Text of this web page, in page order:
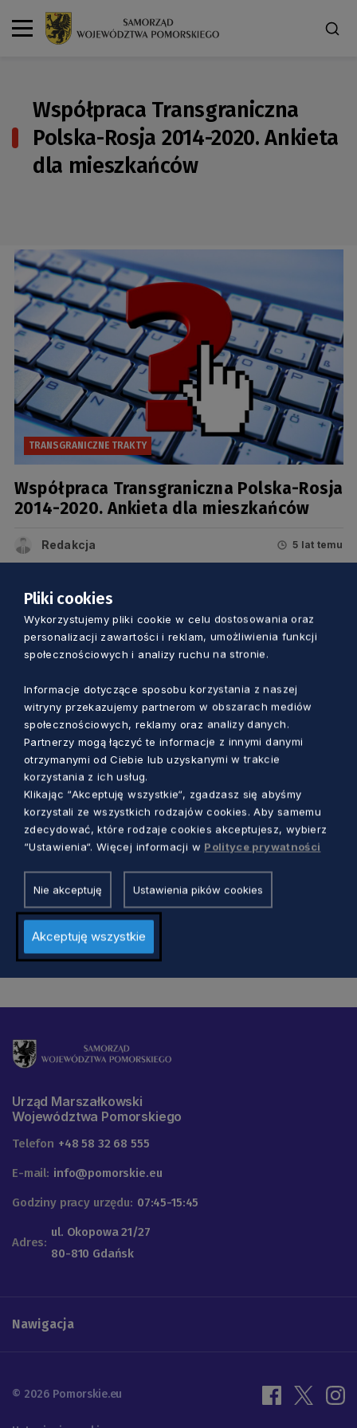
Współpraca Transgraniczna
Polska-Rosja 2014-2020. Ankieta
dla mieszkańców
TRANSGRANICZNE TRAKTY
Współpraca Transgraniczna Polska-Rosja
2014-2020. Ankieta dla mieszkańców
Redakcja 5 lat temu
TRANSGRANICZNE TRAKTY
Bezpieczne drogi na Pomorzu i w okręgu
bałtijskim
Urząd Marszałkowski
Województwa Pomorskiego
Telefon +48 58 32 68 555
E-mail: info@pomorskie.eu
Godziny pracy urzędu: 07:45-15:45
Adres:
ul. Okopowa 21/27
80-810 Gdańsk
Nawigacja
© 2026 Pomorskie.eu
Pliki cookies
Wykorzystujemy pliki cookie w celu dostosowania oraz
personalizacji zawartości i reklam, umożliwienia funkcji
społecznościowych i analizy ruchu na stronie.
Informacje dotyczące sposobu korzystania z naszej
witryny przekazujemy partnerom w obszarach mediów
społecznościowych, reklamy oraz analizy danych.
Partnerzy mogą łączyć te informacje z innymi danymi
otrzymanymi od Ciebie lub uzyskanymi w trakcie
korzystania z ich usług.
Klikając “Akceptuję wszystkie“, zgadzasz się abyśmy
korzystali ze wszystkich rodzajów cookies. Aby samemu
zdecydować, które rodzaje cookies akceptujesz, wybierz
“Ustawienia“. Więcej informacji w Polityce prywatności
Nie akceptuję Ustawienia pików cookies
Akceptuję wszystkie